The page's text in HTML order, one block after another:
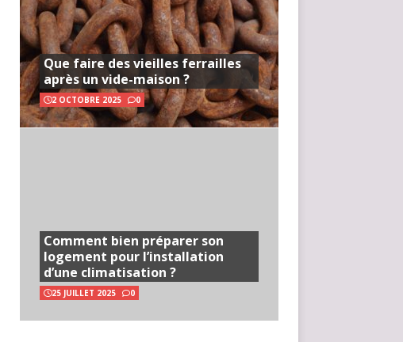
Que faire des vieilles ferrailles
après un vide-maison ?
2 OCTOBRE 2025 0
Comment bien préparer son
logement pour l’installation
d’une climatisation ?
25 JUILLET 2025 0